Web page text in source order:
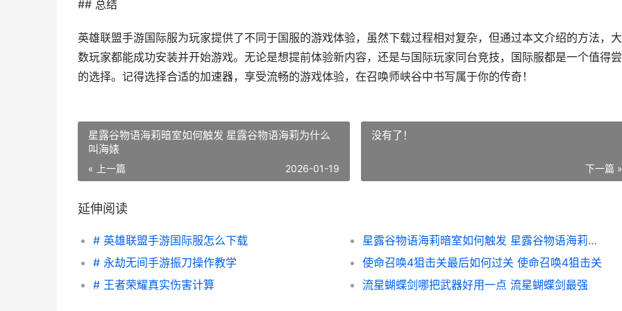
## 总结
英雄联盟手游国际服为玩家提供了不同于国服的游戏体验，虽然下载过程相对复杂，但通过本文介绍的方法，
数玩家都能成功安装并开始游戏。无论是想提前体验新内容，还是与国际玩家同台竞技，国际服都是一个值得
的选择。记得选择合适的加速器，享受流畅的游戏体验，在召唤师峡谷中书写属于你的传奇！
星露谷物语海莉暗室如何触发 星露谷物语海莉为什么
叫海婊
« 上一篇 2026-01-19
没有了！
下一篇 »
延伸阅读
# 英雄联盟手游国际服怎么下载
星露谷物语海莉暗室如何触发 星露谷物语海莉为什么叫海婊
# 永劫无间手游振刀操作教学
使命召唤4狙击关最后如何过关 使命召唤4狙击关
# 王者荣耀真实伤害计算
流星蝴蝶剑哪把武器好用一点 流星蝴蝶剑最强